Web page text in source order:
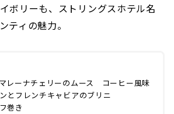
ボリーも、ストリングスホテル名
ティの魅力。
レーナチェリーのムース コーヒー風味
とフレンチキャビアのブリニ
巻き